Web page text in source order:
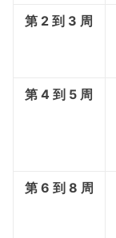
第 2 到 3 周
第 4 到 5 周
第 6 到 8 周